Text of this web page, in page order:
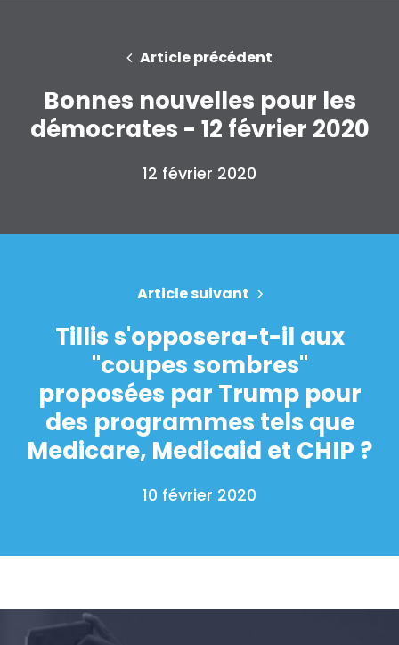
Article précédent
Bonnes nouvelles pour les
démocrates - 12 février 2020
12 février 2020
Article suivant
Tillis s'opposera-t-il aux
"coupes sombres"
proposées par Trump pour
des programmes tels que
Medicare, Medicaid et CHIP ?
10 février 2020